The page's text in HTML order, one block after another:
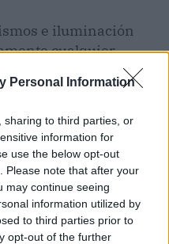
Personal Information
sharing to third parties, or
information for
use the below opt-out
Please note that after your
may continue seeing
information utilized by
to third parties prior to
opt-out of the further
e iluminación
cualquier
solicitud del cliente.
un par de horas
que
en paredes o
grandes
ningún tipo de